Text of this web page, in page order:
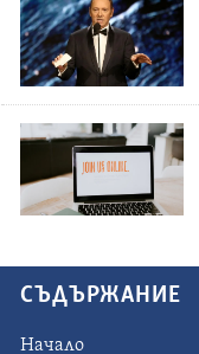
СЪДЪРЖАНИЕ
Начало